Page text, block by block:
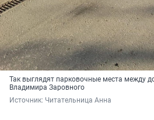
Так выглядят парковочные места между
Владимира Заровного
Источник: Читательница Анна